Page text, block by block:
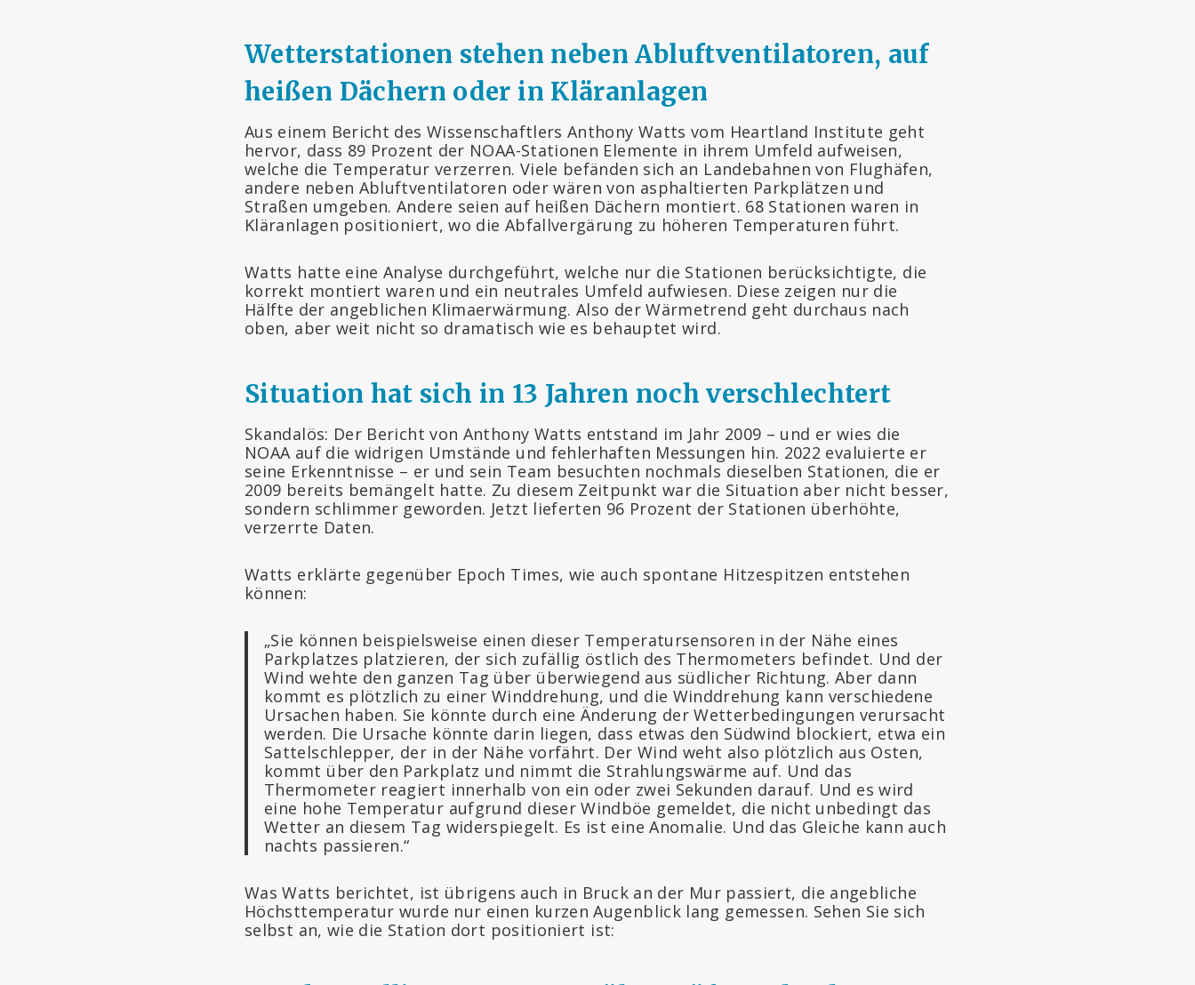
Wetterstationen stehen neben Abluftventilatoren, auf
heißen Dächern oder in Kläranlagen
Aus einem Bericht des Wissenschaftlers Anthony Watts vom Heartland Institute geht
hervor, dass 89 Prozent der NOAA-Stationen Elemente in ihrem Umfeld aufweisen,
welche die Temperatur verzerren. Viele befänden sich an Landebahnen von Flughäfen,
andere neben Abluftventilatoren oder wären von asphaltierten Parkplätzen und
Straßen umgeben. Andere seien auf heißen Dächern montiert. 68 Stationen waren in
Kläranlagen positioniert, wo die Abfallvergärung zu höheren Temperaturen führt.
Watts hatte eine Analyse durchgeführt, welche nur die Stationen berücksichtigte, die
korrekt montiert waren und ein neutrales Umfeld aufwiesen. Diese zeigen nur die
Hälfte der angeblichen Klimaerwärmung. Also der Wärmetrend geht durchaus nach
oben, aber weit nicht so dramatisch wie es behauptet wird.
Situation hat sich in 13 Jahren noch verschlechtert
Skandalös: Der Bericht von Anthony Watts entstand im Jahr 2009 – und er wies die
NOAA auf die widrigen Umstände und fehlerhaften Messungen hin. 2022 evaluierte er
seine Erkenntnisse – er und sein Team besuchten nochmals dieselben Stationen, die er
2009 bereits bemängelt hatte. Zu diesem Zeitpunkt war die Situation aber nicht besser,
sondern schlimmer geworden. Jetzt lieferten 96 Prozent der Stationen überhöhte,
verzerrte Daten.
Watts erklärte gegenüber Epoch Times, wie auch spontane Hitzespitzen entstehen
können:
„Sie können beispielsweise einen dieser Temperatursensoren in der Nähe eines
Parkplatzes platzieren, der sich zufällig östlich des Thermometers befindet. Und der
Wind wehte den ganzen Tag über überwiegend aus südlicher Richtung. Aber dann
kommt es plötzlich zu einer Winddrehung, und die Winddrehung kann verschiedene
Ursachen haben. Sie könnte durch eine Änderung der Wetterbedingungen verursacht
werden. Die Ursache könnte darin liegen, dass etwas den Südwind blockiert, etwa ein
Sattelschlepper, der in der Nähe vorfährt. Der Wind weht also plötzlich aus Osten,
kommt über den Parkplatz und nimmt die Strahlungswärme auf. Und das
Thermometer reagiert innerhalb von ein oder zwei Sekunden darauf. Und es wird
eine hohe Temperatur aufgrund dieser Windböe gemeldet, die nicht unbedingt das
Wetter an diesem Tag widerspiegelt. Es ist eine Anomalie. Und das Gleiche kann auch
nachts passieren.“
Was Watts berichtet, ist übrigens auch in Bruck an der Mur passiert, die angebliche
Höchsttemperatur wurde nur einen kurzen Augenblick lang gemessen. Sehen Sie sich
selbst an, wie die Station dort positioniert ist: